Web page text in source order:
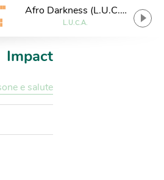
Afro Darkness (L.U.C.A.
quirky version)
L.U.C.A.
Impact
e salute